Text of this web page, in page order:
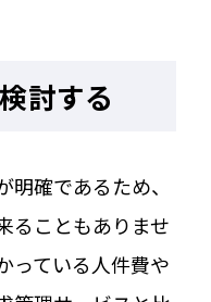
討する
確であるため、
ることもありませ
っている人件費や